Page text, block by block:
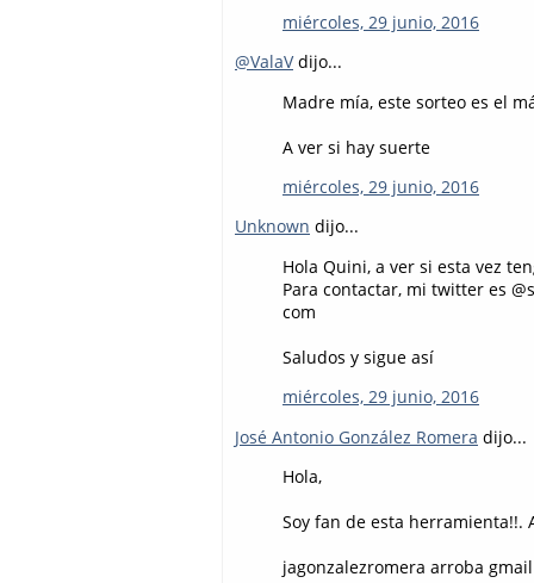
miércoles, 29 junio, 2016
@ValaVdijo...
Madre mía, este sorteo es el
A ver si hay suerte
miércoles, 29 junio, 2016
Unknown dijo...
Hola Quini, a ver si esta vez
Para contactar, mi twitter es
com
Saludos y sigue así
miércoles, 29 junio, 2016
José Antonio González Romera dijo...
Hola,
Soy fan de esta herramienta!!.
jagonzalezromera arroba